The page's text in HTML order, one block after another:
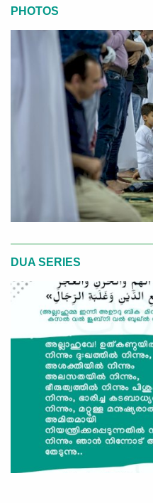
PHOTOS
DUA SERIES